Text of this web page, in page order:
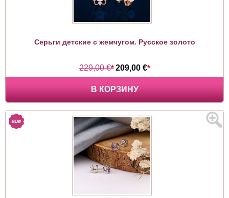
Серьги детские с жемчугом. Русское золото
229,00 €* 209,00 €*
В КОРЗИНУ